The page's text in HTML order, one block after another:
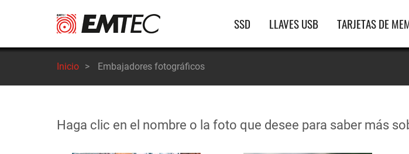
principal
Navegación
principal
SSD LLAVES USB TARJETAS DE
Inicio > Embajadores fotográficos
Haga clic en el nombre o la foto que desee para saber más